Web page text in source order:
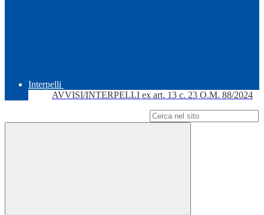
Interpelli
AVVISI/INTERPELLI ex art. 13 c. 23 O.M. 88/2024